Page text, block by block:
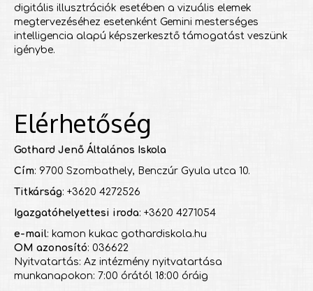
digitális illusztrációk esetében a vizuális elemek
megtervezéséhez esetenként Gemini mesterséges
intelligencia alapú képszerkesztő támogatást veszünk
igénybe.
Elérhetőség
Gothard Jenő Általános Iskola
Cím: 9700 Szombathely, Benczúr Gyula utca 10.
Titkárság: +3620 4272526
Igazgatóhelyettesi iroda: +3620 4271054
e-mail: kamon kukac gothardiskola.hu
OM azonosító: 036622
Nyitvatartás: Az intézmény nyitvatartása
munkanapokon: 7:00 órától 18:00 óráig